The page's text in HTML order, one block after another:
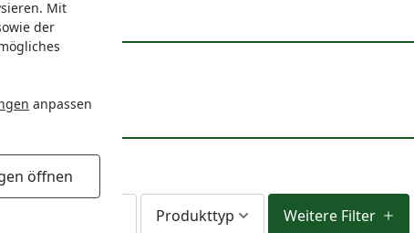
Mit
der
anpassen
öffnen
Produkttyp Weitere Filter